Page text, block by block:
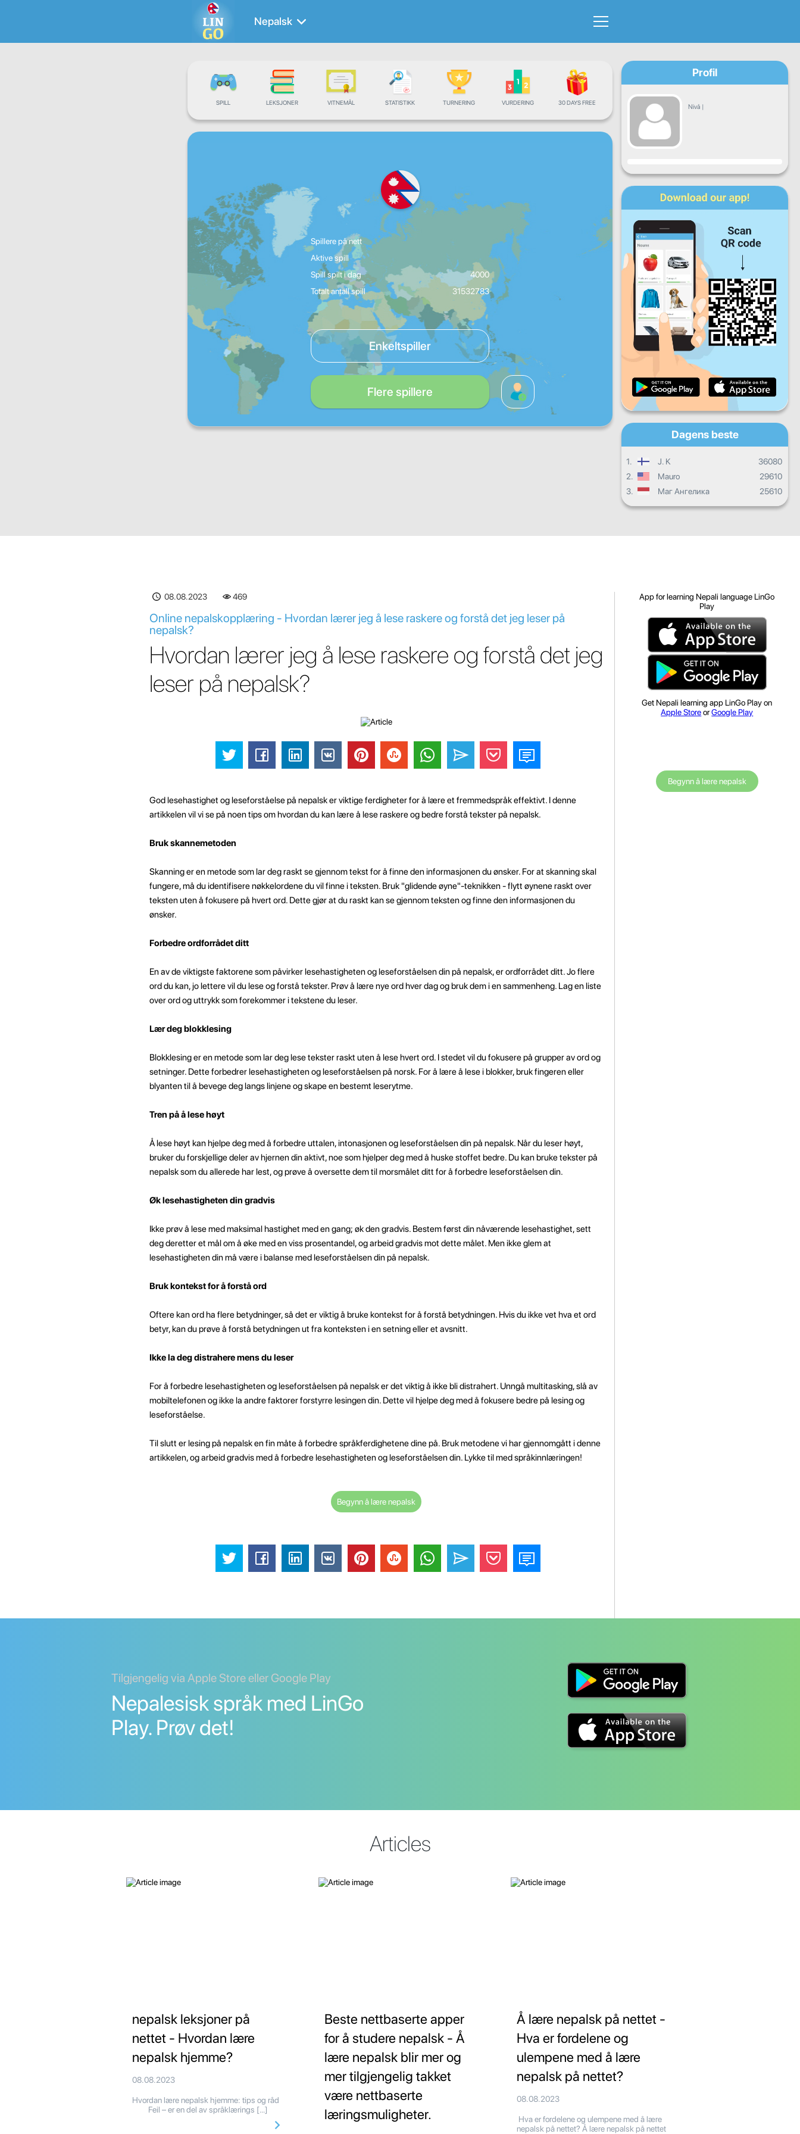
Nepalsk
SPILL LEKSJONER VITNEMÅL STATISTIKK TURNERING VURDERING 30 DAYS FREE
Spillere på nett
Aktive spill
Spill spilt i dag
4000
Totalt antall spill
31532783
Enkeltspiller
Flere spillere
Profil
Nivå |
Fremgang
Ma On To
Lø Sø
Daglige fremskritt
Månedlige fremskritt
Samlet fremgang
Dagens beste
1. J. K
36080
2.
Mauro
29610
3.
Маг Ангелика 25610
08.08.2023 469
Online nepalskopplæring - Hvordan lærer jeg å lese raskere og forstå det jeg leser på
nepalsk?
Hvordan lærer jeg å lese raskere og forstå det jeg
leser på nepalsk?
God lesehastighet og leseforståelse på nepalsk er viktige ferdigheter for å lære et fremmedspråk effektivt. I denne
artikkelen vil vi se på noen tips om hvordan du kan lære å lese raskere og bedre forstå tekster på nepalsk.
Bruk skannemetoden
Skanning er en metode som lar deg raskt se gjennom tekst for å finne den informasjonen du ønsker. For at skanning skal
fungere, må du identifisere nøkkelordene du vil finne i teksten. Bruk "glidende øyne"-teknikken - flytt øynene raskt over
teksten uten å fokusere på hvert ord. Dette gjør at du raskt kan se gjennom teksten og finne den informasjonen du
ønsker.
Forbedre ordforrådet ditt
En av de viktigste faktorene som påvirker lesehastigheten og leseforståelsen din på nepalsk, er ordforrådet ditt. Jo flere
ord du kan, jo lettere vil du lese og forstå tekster. Prøv å lære nye ord hver dag og bruk dem i en sammenheng. Lag en liste
over ord og uttrykk som forekommer i tekstene du leser.
Lær deg blokklesing
Blokklesing er en metode som lar deg lese tekster raskt uten å lese hvert ord. I stedet vil du fokusere på grupper av ord og
setninger. Dette forbedrer lesehastigheten og leseforståelsen på norsk. For å lære å lese i blokker, bruk fingeren eller
blyanten til å bevege deg langs linjene og skape en bestemt leserytme.
Tren på å lese høyt
Å lese høyt kan hjelpe deg med å forbedre uttalen, intonasjonen og leseforståelsen din på nepalsk. Når du leser høyt,
bruker du forskjellige deler av hjernen din aktivt, noe som hjelper deg med å huske stoffet bedre. Du kan bruke tekster på
nepalsk som du allerede har lest, og prøve å oversette dem til morsmålet ditt for å forbedre leseforståelsen din.
Øk lesehastigheten din gradvis
Ikke prøv å lese med maksimal hastighet med en gang; øk den gradvis. Bestem først din nåværende lesehastighet, sett
deg deretter et mål om å øke med en viss prosentandel, og arbeid gradvis mot dette målet. Men ikke glem at
lesehastigheten din må være i balanse med leseforståelsen din på nepalsk.
Bruk kontekst for å forstå ord
Oftere kan ord ha flere betydninger, så det er viktig å bruke kontekst for å forstå betydningen. Hvis du ikke vet hva et ord
betyr, kan du prøve å forstå betydningen ut fra konteksten i en setning eller et avsnitt.
Ikke la deg distrahere mens du leser
For å forbedre lesehastigheten og leseforståelsen på nepalsk er det viktig å ikke bli distrahert. Unngå multitasking, slå av
mobiltelefonen og ikke la andre faktorer forstyrre lesingen din. Dette vil hjelpe deg med å fokusere bedre på lesing og
leseforståelse.
Til slutt er lesing på nepalsk en fin måte å forbedre språkferdighetene dine på. Bruk metodene vi har gjennomgått i denne
artikkelen, og arbeid gradvis med å forbedre lesehastigheten og leseforståelsen din. Lykke til med språkinnlæringen!
Begynn å lære nepalsk
App for learning Nepali language LinGo
Play
Get Nepali learning app LinGo Play on
Apple StoreorGoogle Play
Begynn å lære nepalsk
Tilgjengelig via Apple Store eller Google Play
Nepalesisk språk med LinGo
Play. Prøv det!
Articles
nepalsk leksjoner på
nettet - Hvordan lære
nepalsk hjemme?
08.08.2023
Hvordan lære nepalsk hjemme: tips og råd
Feil – er en del av språklærings […]
Beste nettbaserte apper
for å studere nepalsk - Å
lære nepalsk blir mer og
mer tilgjengelig takket
være nettbaserte
læringsmuligheter.
Å lære nepalsk på nettet -
Hva er fordelene og
ulempene med å lære
nepalsk på nettet?
08.08.2023
Hva er fordelene og ulempene med å lære
nepalsk på nettet? Å lære nepalsk på nettet